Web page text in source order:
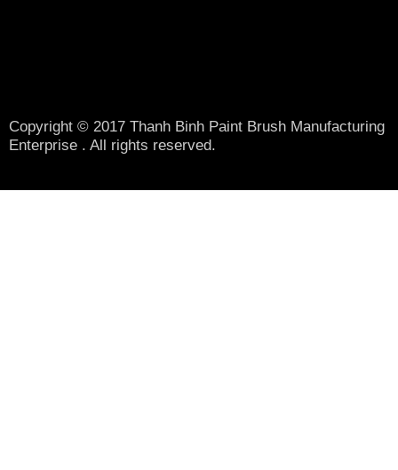
Copyright © 2017 Thanh Binh Paint Brush Manufacturing
Enterprise . All rights reserved.